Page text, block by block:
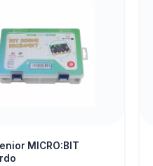
MICRO:BIT